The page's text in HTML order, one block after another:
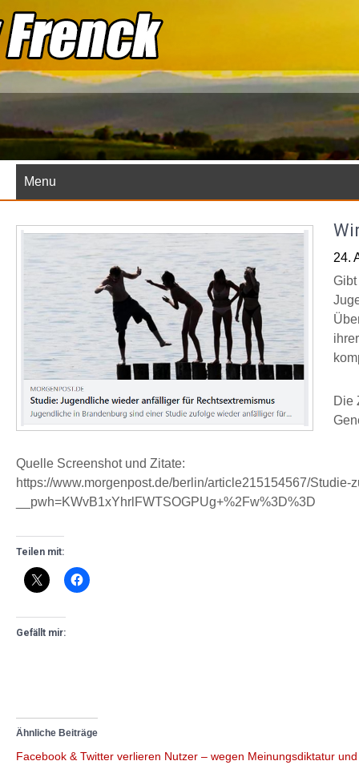
Skip
to
content
Menu
24.
Die
Quelle Screenshot und Zitate:
https://www.morgenpost.de/berlin/article215154567/
__pwh=KWvB1xYhrlFWTSOGPUg+%2Fw%3D%3D
Teilen mit:
Gefällt mir:
Ähnliche Beiträge
Facebook & Twitter verlieren Nutzer – wegen Meinungsdiktatur und